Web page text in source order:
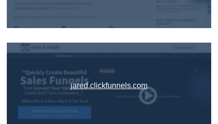
jared.clickfunnels.com